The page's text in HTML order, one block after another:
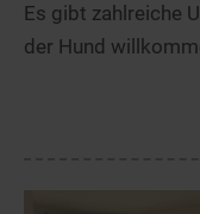
Es gibt zahlreiche
der Hund